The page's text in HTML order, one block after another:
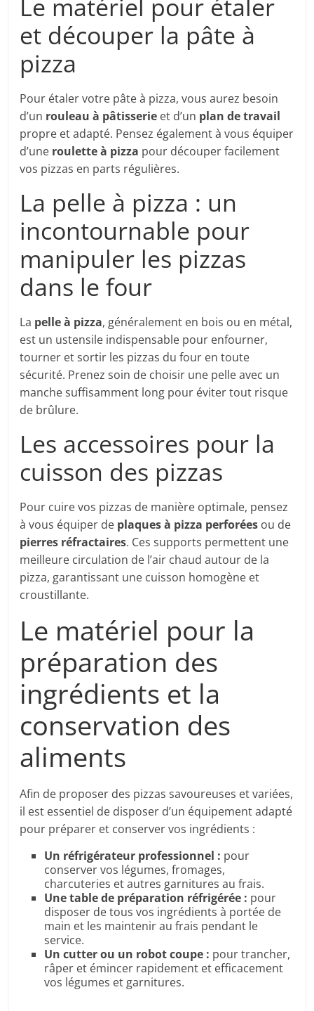
Le matériel pour étaler
et découper la pâte à
pizza
Pour étaler votre pâte à pizza, vous aurez besoin
d’un rouleau à pâtisserie et d’un plan de travail
propre et adapté. Pensez également à vous équiper
d’une roulette à pizza pour découper facilement
vos pizzas en parts régulières.
La pelle à pizza : un
incontournable pour
manipuler les pizzas
dans le four
La pelle à pizza, généralement en bois ou en métal,
est un ustensile indispensable pour enfourner,
tourner et sortir les pizzas du four en toute
sécurité. Prenez soin de choisir une pelle avec un
manche suffisamment long pour éviter tout risque
de brûlure.
Les accessoires pour la
cuisson des pizzas
Pour cuire vos pizzas de manière optimale, pensez
à vous équiper de plaques à pizza perforées ou de
pierres réfractaires. Ces supports permettent une
meilleure circulation de l’air chaud autour de la
pizza, garantissant une cuisson homogène et
croustillante.
Le matériel pour la
préparation des
ingrédients et la
conservation des
aliments
Afin de proposer des pizzas savoureuses et variées,
il est essentiel de disposer d’un équipement adapté
pour préparer et conserver vos ingrédients :
Un réfrigérateur professionnel : pour
conserver vos légumes, fromages,
charcuteries et autres garnitures au frais.
Une table de préparation réfrigérée : pour
disposer de tous vos ingrédients à portée de
main et les maintenir au frais pendant le
service.
Un cutter ou un robot coupe : pour trancher,
râper et émincer rapidement et efficacement
vos légumes et garnitures.